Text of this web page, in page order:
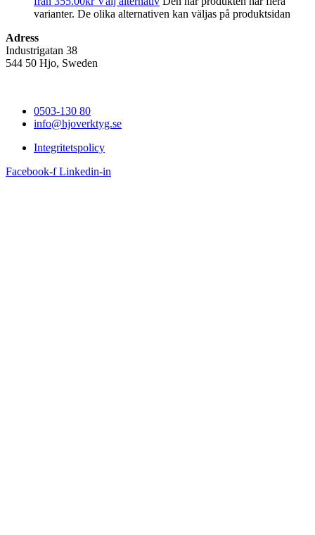
varianter. De olika alternativen kan väljas på produktsidan
Adress
Industrigatan 38
544 50 Hjo, Sweden
0503-130 80
info@hjoverktyg.se
Integritetspolicy
Facebook-f Linkedin-in